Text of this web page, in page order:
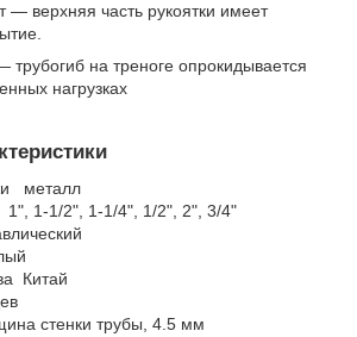
— верхняя часть рукоятки имеет
трубогиб на треноге опрокидывается
нагрузках
металл
1", 1-1/2", 1-1/4", 1/2", 2", 3/4"
Китай
стенки трубы, 4.5 мм